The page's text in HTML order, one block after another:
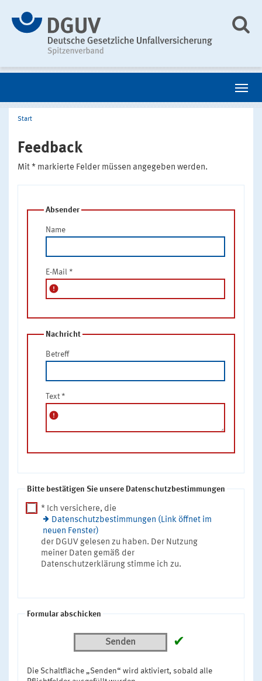
Start
Feedback
Mit * markierte Felder müssen angegeben werden.
Absender
Name
E-Mail *
error
Nachricht
Betreff
Text *
error
Bitte bestätigen Sie unsere Datenschutzbestimmungen
* Ich versichere, die
Datenschutzbestimmungen (Link öffnet im
neuen Fenster)
der DGUV gelesen zu haben. Der Nutzung
meiner Daten gemäß der
Datenschutzerklärung stimme ich zu.
Formular abschicken
Senden ✔
Die Schaltfläche „Senden“ wird aktiviert, sobald alle